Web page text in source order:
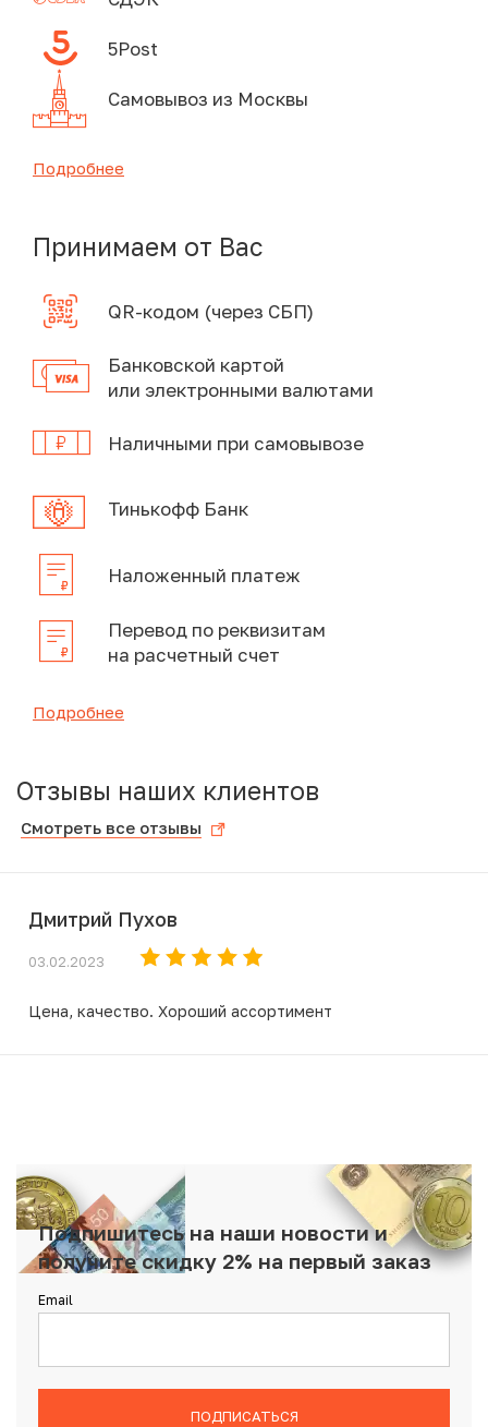
5Post
Самовывоз из Москвы
Подробнее
Принимаем от Вас
QR-кодом (через СБП)
Банковской картой
или электронными валютами
Наличными при самовывозе
Тинькофф Банк
Наложенный платеж
Перевод по реквизитам
на расчетный счет
Подробнее
Отзывы наших клиентов
Смотреть все отзывы
Дмитрий Пухов
03.02.2023
Цена, качество. Хороший ассортимент
Подпишитесь на наши новости и
получите скидку 2% на первый заказ
Email
ПОДПИСАТЬСЯ